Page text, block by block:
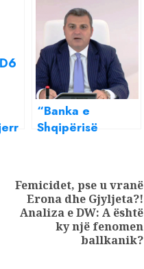
“Banka e
Shqipërisë
Guvernatori të
japë dorëheqjen”
Previous
Next
Femicidet, pse u vranë
Erona dhe Gjyljeta?!
Analiza e DW: A është
ky një fenomen
ballkanik?